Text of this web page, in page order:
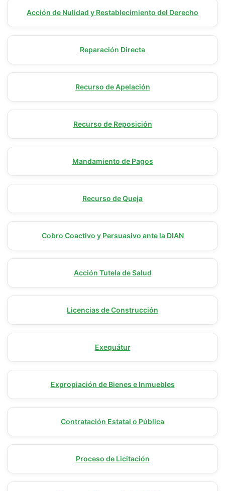
Acción de Nulidad y Restablecimiento del Derecho
Reparación Directa
Recurso de Apelación
Recurso de Reposición
Mandamiento de Pagos
Recurso de Queja
Cobro Coactivo y Persuasivo ante la DIAN
Acción Tutela de Salud
Licencias de Construcción
Exequátur
Expropiación de Bienes e Inmuebles
Contratación Estatal o Pública
Proceso de Licitación